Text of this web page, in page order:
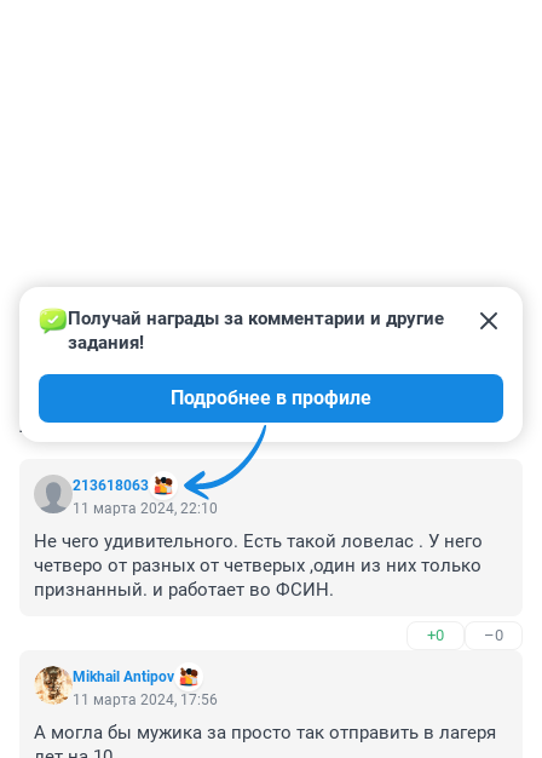
КОММЕНТАРИИ 4
213618063
Получай награды за комментарии и другие
задания!
Подробнее в профиле
11 марта 2024, 22:10
Не чего удивительного. Есть такой ловелас . У него
четверо от разных от четверых ,один из них только
признанный. и работает во ФСИН.
+0 –0
Mikhail Antipov
11 марта 2024, 17:56
А могла бы мужика за просто так отправить в лагеря